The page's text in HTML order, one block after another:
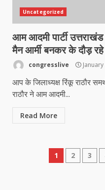
Uncategorized
आम आदमी पार्टी
मैन आर्मी बनकर के दौड़
congresslive
आप के जिलाध्यक्ष रिंकू राठौर
राठौर ने आम आदमी...
Read More
Posts
1 2 3